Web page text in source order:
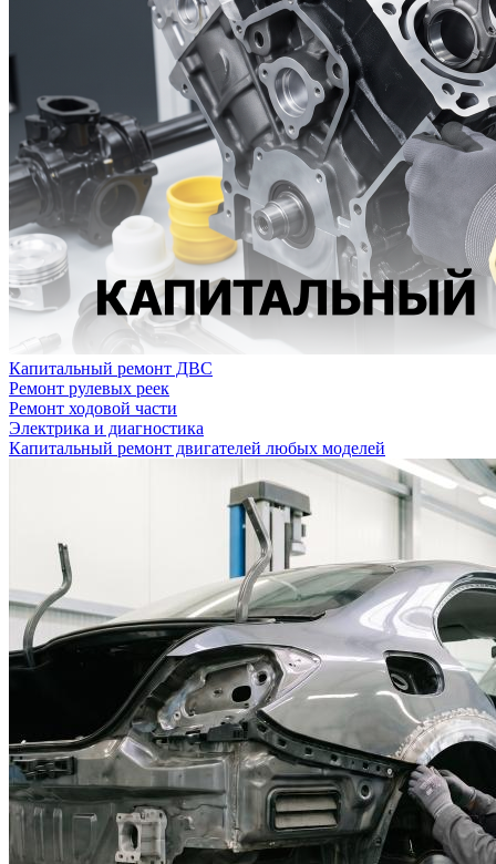
Капитальный ремонт ДВС
Ремонт рулевых реек
Ремонт ходовой части
Электрика и диагностика
Капитальный ремонт двигателей любых моделей